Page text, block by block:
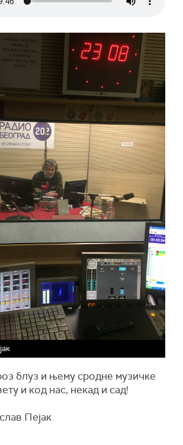
блуз и њему сродне музичке
и код нас, некад и сад!
Пејак